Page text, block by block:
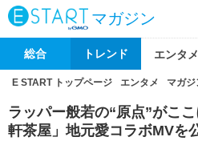
マガジン
総合 トレンド エンタメ
E START トップページ エンタメ マガジ
ラッパー般若の“原点”がこ
軒茶屋」地元愛コラボMVを